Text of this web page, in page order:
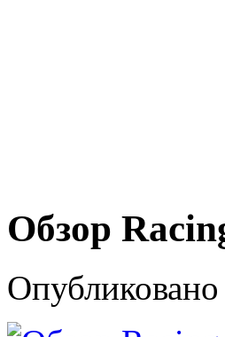
Обзор
Опубликовано